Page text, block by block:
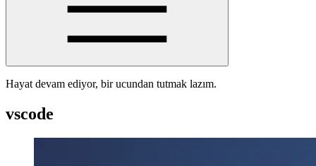
Hayat devam ediyor, bir ucundan tutmak lazım.
vscode